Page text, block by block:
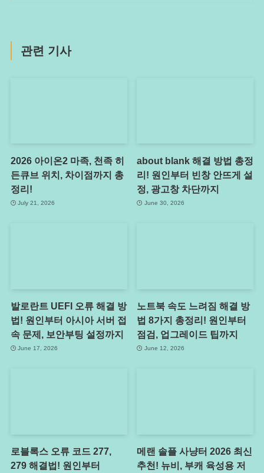
관련 기사
2026 아이온2 마족, 천족 히
든큐브 위치, 차이점까지 총
정리!
July 21, 2026
about blank 해결 방법 총정
리! 원인부터 빈창 안뜨게 설
정, 광고창 차단까지
June 30, 2026
발로란트 UEFI 오류 해결 방
법! 원인부터 아시아 서버 접
속 문제, 보안부팅 설정까지
June 17, 2026
노트북 속도 느려짐 해결 방
법 8가지 총정리! 원인부터
점검, 업그레이드 팁까지
June 12, 2026
로블록스 오류 코드 277,
279 해결법! 원인부터
메랜 솔플 사냥터 2026 최신
추천! 뉴비, 부캐 육성용 저